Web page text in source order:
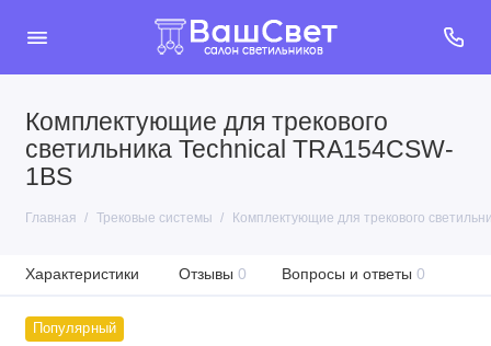
Комплектующие для трекового
светильника Technical TRA154CSW-
1BS
Главная Трековые системы Комплектующие для трекового
Характеристики Отзывы 0 Вопросы и ответы 0
Популярный